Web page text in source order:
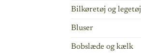
Bilkøretøj og legetøj
Bluser
Bobslæde og kælk